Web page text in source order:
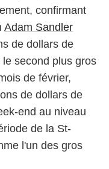
confirmant
Adam Sandler
de dollars de
second plus gros
de février,
de dollars de
end au niveau
de la St-
l'un des gros